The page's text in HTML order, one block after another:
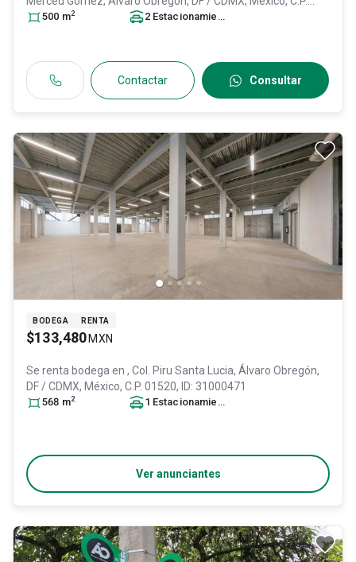
01600, ID:
500 m2 2 Estacionamiento
Contactar Consultar
BODEGA RENTA
$133,480 MXN
Se renta bodega en , Col. Piru Santa Lucia, Álvaro Obregón,
DF / CDMX, México, C.P. 01520, ID: 31000471
568 m2 1 Estacionamiento
Ver anunciantes